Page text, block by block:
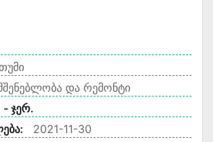
და რემონტი
- ჯერ.
2021-11-30